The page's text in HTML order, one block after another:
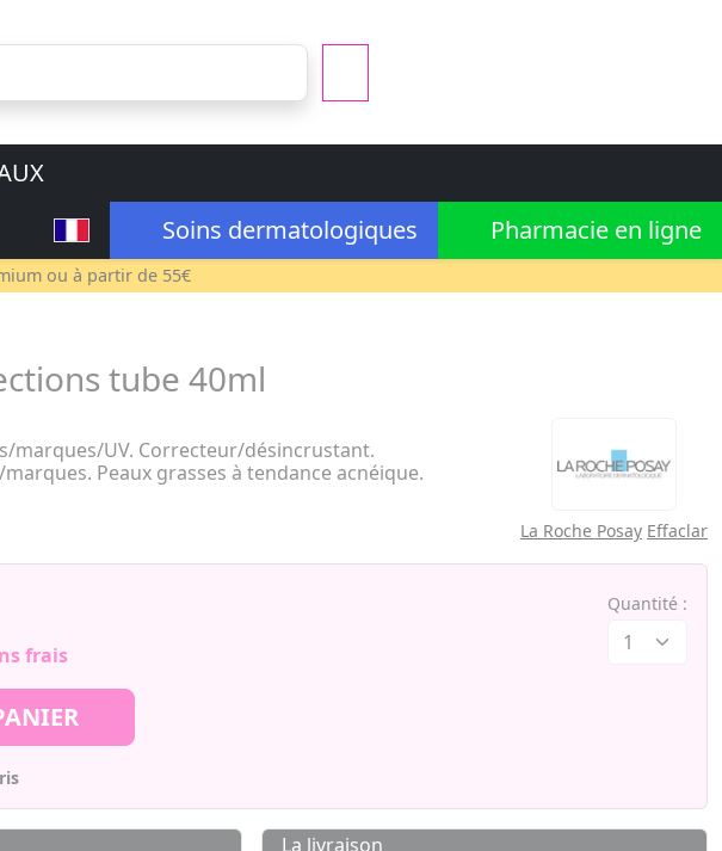
Soins dermatologiques
Pharmacie en ligne
ou à partir de 55€
tube 40ml
marques/UV. Correcteur/désincrustant.
Peaux grasses à tendance acnéique.
La Roche Posay Effaclar
frais
Quantité :
La livraison